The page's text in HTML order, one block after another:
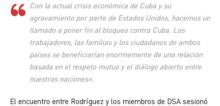
Con la actual crisis económica de Cuba y su
agravamiento por parte de Estados Unidos, hacemos un
llamado a poner fin al bloqueo contra Cuba. Los
trabajadores, las familias y los ciudadanos de ambos
países se beneficiarían enormemente de una relación
basada en el respeto mutuo y el diálogo abierto entre
nuestras naciones».
El encuentro entre Rodríguez y los miembros de DSA sesionó